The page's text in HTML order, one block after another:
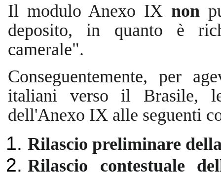
Il modulo Anexo IX non
deposito, in quanto è
camerale".
Conseguentemente, per
italiani verso il Brasile,
dell'Anexo IX alle seguenti
Rilascio preliminare
Rilascio contestuale